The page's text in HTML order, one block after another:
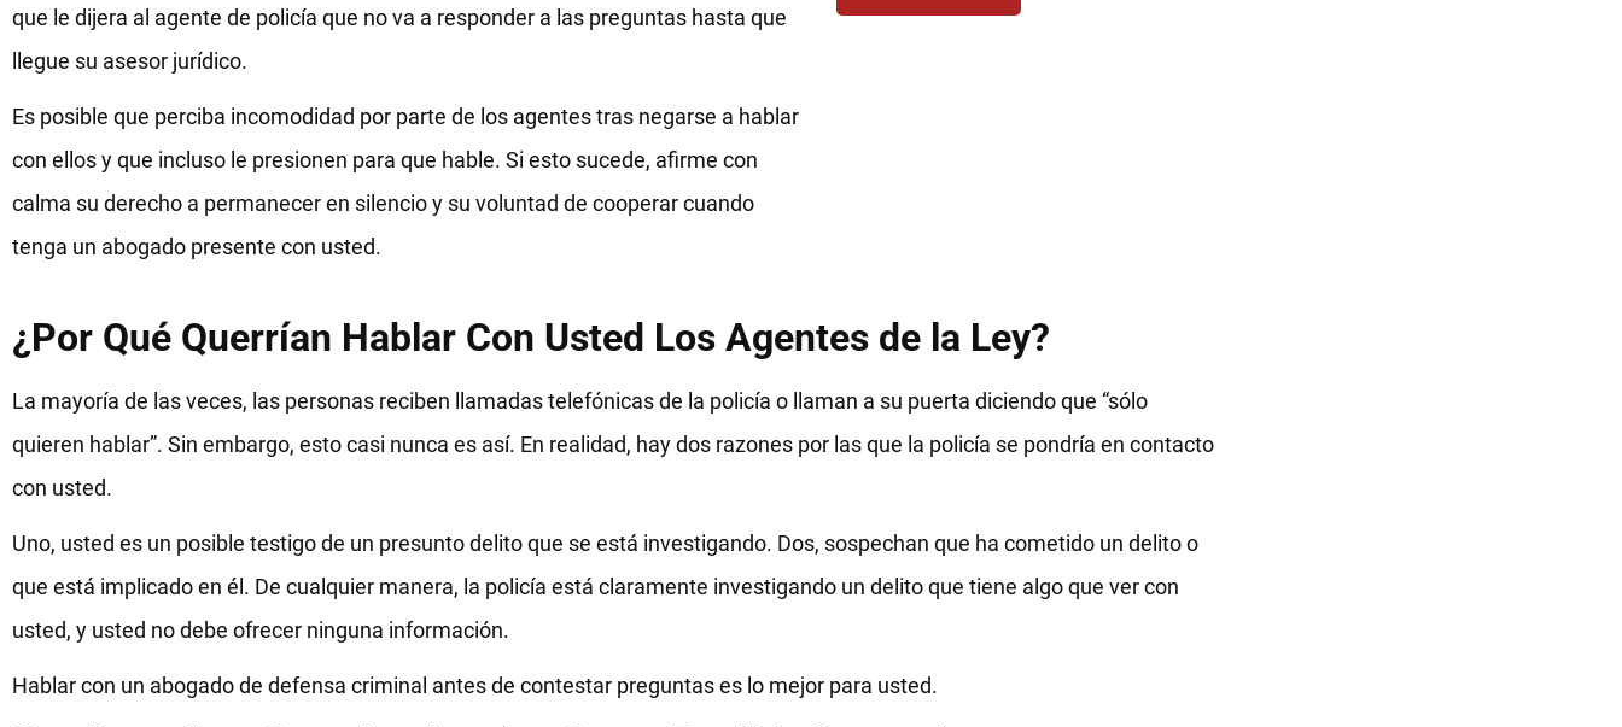
que le dijera al agente de policía que no va a responder a las preguntas hasta que
llegue su asesor jurídico.
Es posible que perciba incomodidad por parte de los agentes tras negarse a hablar
con ellos y que incluso le presionen para que hable. Si esto sucede, afirme con
calma su derecho a permanecer en silencio y su voluntad de cooperar cuando
tenga un abogado presente con usted.
¿Por Qué Querrían Hablar Con Usted Los Agentes de la Ley?
La mayoría de las veces, las personas reciben llamadas telefónicas de la policía o llaman a su puerta diciendo que “sólo
quieren hablar”. Sin embargo, esto casi nunca es así. En realidad, hay dos razones por las que la policía se pondría en contacto
con usted.
Uno, usted es un posible testigo de un presunto delito que se está investigando. Dos, sospechan que ha cometido un delito o
que está implicado en él. De cualquier manera, la policía está claramente investigando un delito que tiene algo que ver con
usted, y usted no debe ofrecer ninguna información.
Hablar con un abogado de defensa criminal antes de contestar preguntas es lo mejor para usted.